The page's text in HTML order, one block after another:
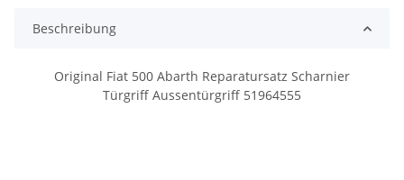
Beschreibung
Original Fiat 500 Abarth Reparatursatz Scharnier
Türgriff Aussentürgriff 51964555